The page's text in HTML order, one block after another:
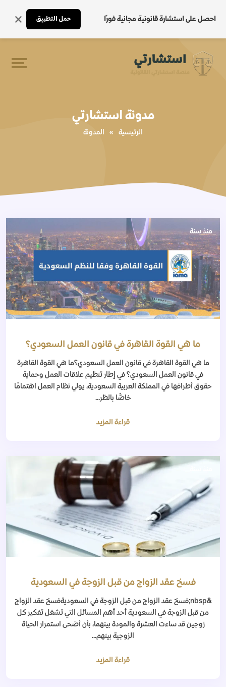
احصل على استشارة قانونية مجانية فورًا حمل التطبيق
مدونة استشارتي
الرئيسية » المدونة
منذ سنة
ما هي القوة القاهرة في قانون العمل السعودي؟
ما هي القوة القاهرة في قانون العمل السعودي؟ما هي القوة القاهرة
في قانون العمل السعودي؟ في إطار تنظيم علاقات العمل وحماية
حقوق أطرافها في المملكة العربية السعودية، يولي نظام العمل اهتمامًا
خاصًّا بالظر...
قراءة المزيد
فسخ عقد الزواج من قبل الزوجة في السعودية
&nbsp;فسخ عقد الزواج من قبل الزوجة في السعوديةفسخ عقد الزواج
من قبل الزوجة في السعودية أحد أهم المسائل التي تشغل تفكير كل
زوجين قد ساءت العشرة والمودة بينهما، بأن أضحى استمرار الحياة
الزوجية بينهم...
قراءة المزيد